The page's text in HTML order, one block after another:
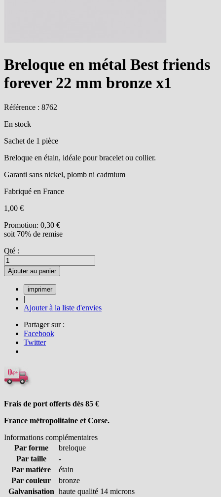
Breloque en métal Best friends
forever 22 mm bronze x1
Référence : 8762
En stock
Sachet de 1 pièce
Breloque en étain, idéale pour bracelet ou collier.
Garanti sans nickel, plomb ni cadmium
Fabriqué en France
1,00 €
Promotion: 0,30 €
soit 70% de remise
Qté :
Ajouter au panier
|
Ajouter à la liste d'envies
Partager sur :
Facebook
Twitter
Frais de port offerts dès 85 €
France métropolitaine et Corse.
Informations complémentaires
Par forme
breloque
Par taille
-
Par matière
étain
Par couleur
bronze
Galvanisation haute qualité 14 microns